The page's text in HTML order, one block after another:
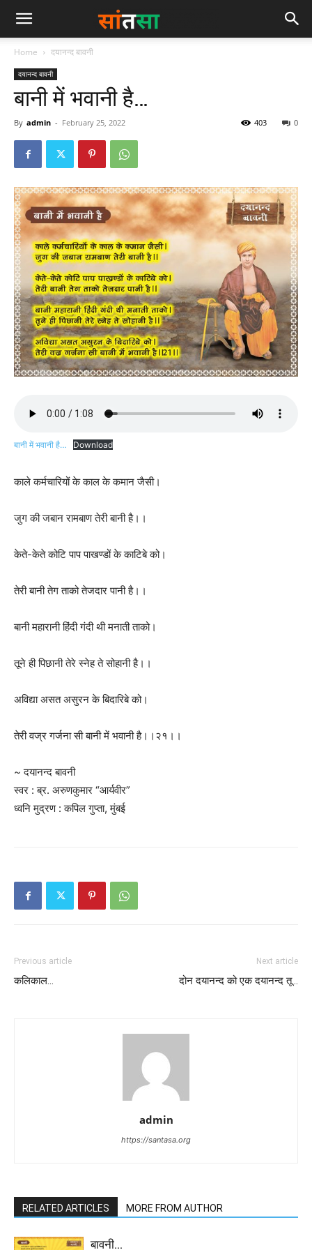
Home दयानन्द बावनी
दयानन्द बावनी
बानी में भवानी है…
By admin - February 25, 2022 0
403
बानी में भवानी है… Download
काले कर्मचारियों के काल के कमान जैसी।
जुग की जबान रामबाण तेरी बानी है।।
केते-केते कोटि पाप पाखण्डों के काटिबे को।
तेरी बानी तेग ताको तेजदार पानी है।।
बानी महारानी हिंदी गंदी थी मनाती ताको।
तूने ही पिछानी तेरे स्नेह ते सोहानी है।।
अविद्या असत असुरन के बिदारिबे को।
तेरी वज्र गर्जना सी बानी में भवानी है।।२१।।
~ दयानन्द बावनी
स्वर : ब्र. अरुणकुमार “आर्यवीर”
ध्वनि मुद्रण : कपिल गुप्ता, मुंबई
Previous article
कलिकाल…
Next article
दोन दयानन्द को एक दयानन्द तू…
admin
https://santasa.org
RELATED ARTICLES MORE FROM AUTHOR
बावनी…